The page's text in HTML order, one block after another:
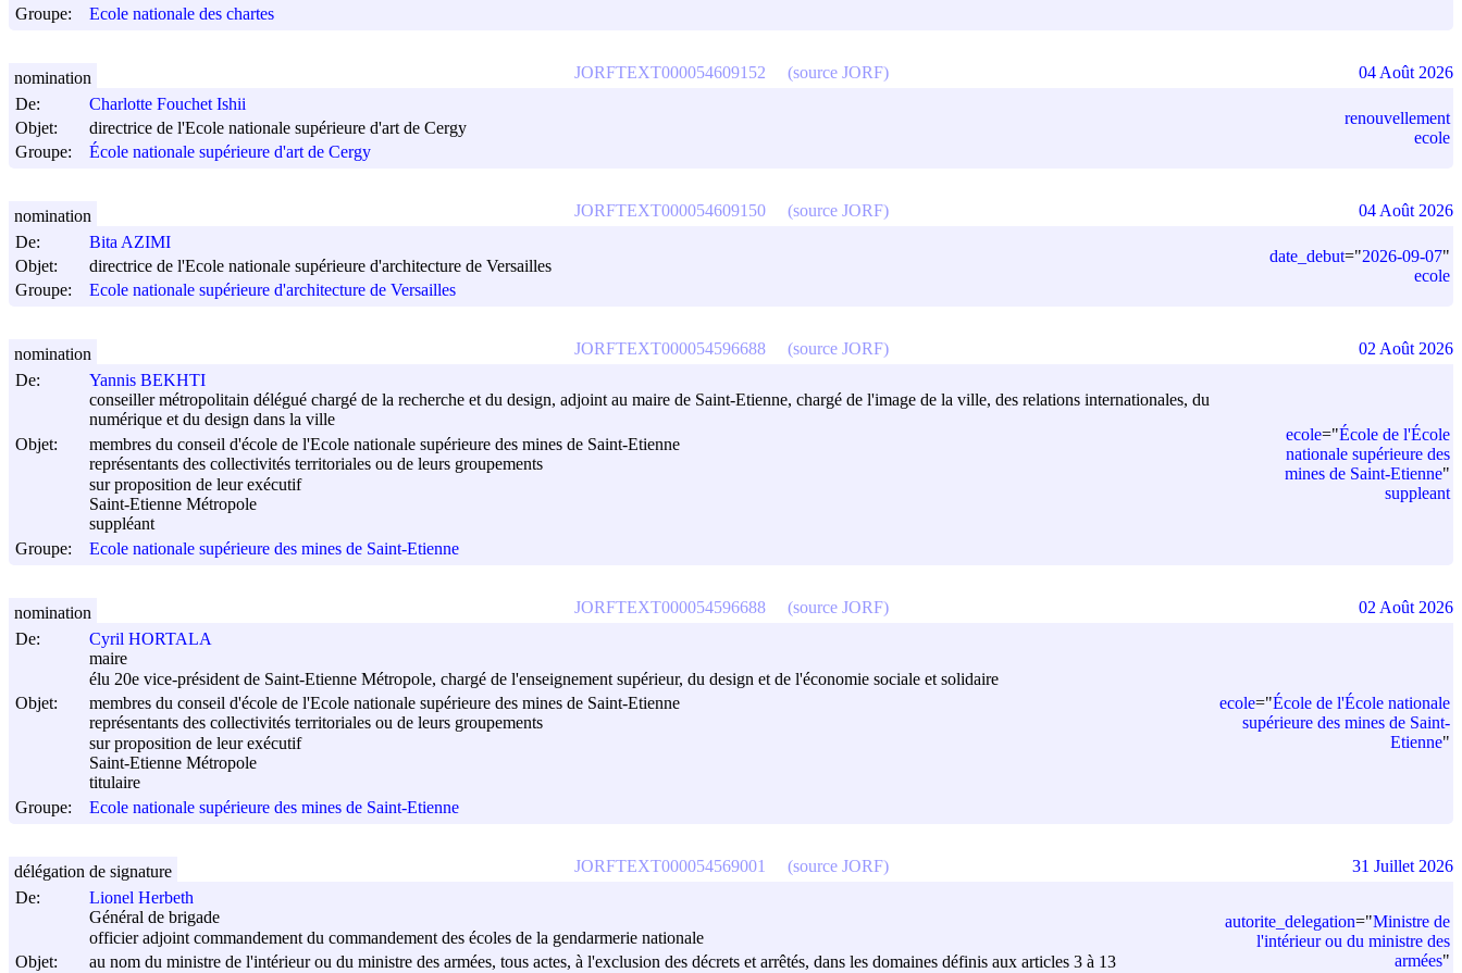
Groupe:
Ecole nationale des chartes
De:
Charlotte Fouchet Ishii
Objet:
directrice de l'Ecole nationale supérieure d'art de Cergy
Groupe:
École nationale supérieure d'art de Cergy
renouvellement
ecole
JORFTEXT000054609152 (source JORF)
nomination 04 Août 2026
De:
Bita AZIMI
Objet:
directrice de l'Ecole nationale supérieure d'architecture de Versailles
Groupe:
Ecole nationale supérieure d'architecture de Versailles
date_debut="2026-09-07"
ecole
JORFTEXT000054609150 (source JORF)
nomination 04 Août 2026
De:
Yannis BEKHTI
conseiller métropolitain délégué chargé de la recherche et du design, adjoint au maire de Saint-Etienne, chargé de l'image de la ville, des relations internationales, du
numérique et du design dans la ville
Objet:
membres du conseil d'école de l'Ecole nationale supérieure des mines de Saint-Etienne
représentants des collectivités territoriales ou de leurs groupements
sur proposition de leur exécutif
Saint-Etienne Métropole
suppléant
Groupe:
Ecole nationale supérieure des mines de Saint-Etienne
ecole="École de l'École
nationale supérieure des
mines de Saint-Etienne"
suppleant
JORFTEXT000054596688 (source JORF)
nomination 02 Août 2026
De:
Cyril HORTALA
maire
élu 20e vice-président de Saint-Etienne Métropole, chargé de l'enseignement supérieur, du design et de l'économie sociale et solidaire
Objet:
membres du conseil d'école de l'Ecole nationale supérieure des mines de Saint-Etienne
représentants des collectivités territoriales ou de leurs groupements
sur proposition de leur exécutif
Saint-Etienne Métropole
titulaire
Groupe:
Ecole nationale supérieure des mines de Saint-Etienne
ecole="École de l'École nationale
supérieure des mines de Saint-
Etienne"
JORFTEXT000054596688 (source JORF)
nomination 02 Août 2026
De:
Lionel Herbeth
Général de brigade
officier adjoint commandement du commandement des écoles de la gendarmerie nationale
Objet:
au nom du ministre de l'intérieur ou du ministre des armées, tous actes, à l'exclusion des décrets et arrêtés, dans les domaines définis aux articles 3 à 13
autorite_delegation="Ministre de
l'intérieur ou du ministre des
armées"
JORFTEXT000054569001 (source JORF)
délégation de signature 31 Juillet 2026